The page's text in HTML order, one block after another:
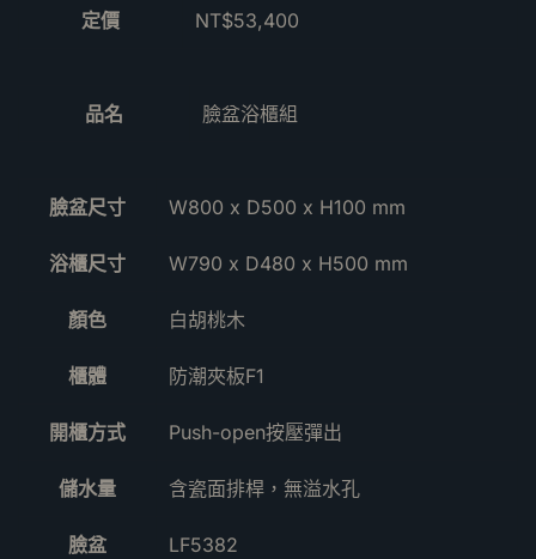
定價 NT$53,400
品名 臉盆浴櫃組
臉盆尺寸 W800 x D500 x H100 mm
浴櫃尺寸 W790 x D480 x H500 mm
顏色 白胡桃木
櫃體 防潮夾板F1
開櫃方式 Push-open按壓彈出
儲水量 含瓷面排桿，無溢水孔
臉盆 LF5382